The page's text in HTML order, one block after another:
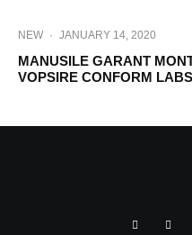
NEW · JANUARY 14, 2020
MANUSILE GARANT
VOPSIRE CONFORM LABS